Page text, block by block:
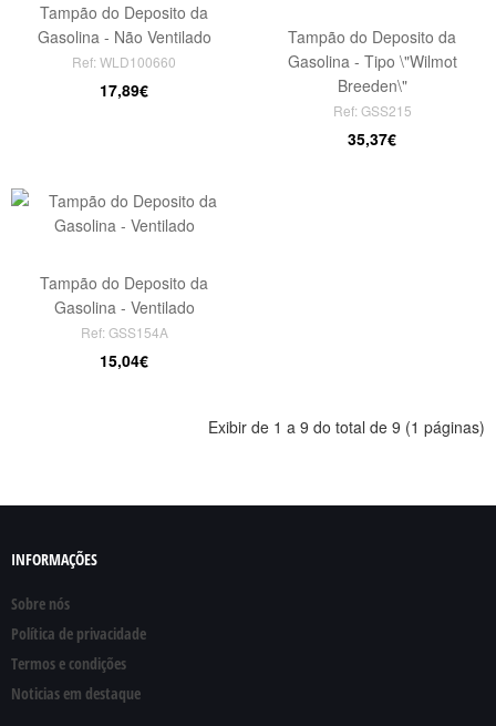
Tampão do Deposito da
Gasolina - Não Ventilado
Ref: WLD100660
17,89€
Tampão do Deposito da
Gasolina - Tipo \"Wilmot
Breeden\"
Ref: GSS215
35,37€
Tampão do Deposito da
Gasolina - Ventilado
Ref: GSS154A
15,04€
Exibir de 1 a 9 do total de 9 (1 páginas)
INFORMAÇÕES
Sobre nós
Política de privacidade
Termos e condições
Noticias em destaque